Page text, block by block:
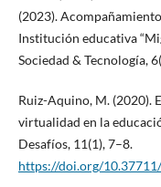
(2023).
Institución educativa
Sociedad & Tecnología,
Ruiz-Aquino, M. (2020).
virtualidad en la
Desafíos, 11(1), 7–8.
https://doi.org/